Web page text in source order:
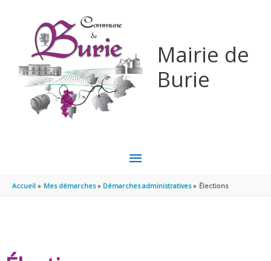
Mairie de
Burie
MENU
PRINCIPAL
Accueil Mes démarches Démarches administratives Élections